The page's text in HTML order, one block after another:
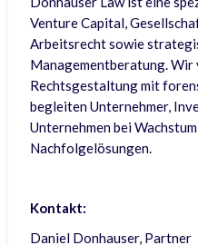
Venture Capital,
Arbeitsrecht sowie
Managementberatung.
Rechtsgestaltung mit
begleiten Unternehmer,
Unternehmen bei
Nachfolgelösungen.
Kontakt:
Daniel Donhauser, Partner